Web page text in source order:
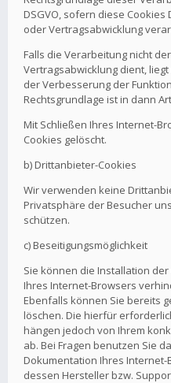
DSGVO, sofern diese
oder Vertragsabwicklung
Falls die Verarbeitung nicht
Vertragsabwicklung dient,
der Verbesserung der
Rechtsgrundlage ist in dann
Mit Schließen Ihres Internet-
Cookies gelöscht.
b) Drittanbieter-Cookies
Wir verwenden keine
Privatsphäre der Besucher
schützen.
c) Beseitigungsmöglichkeit
Sie können die Installation
Ihres Internet-Browsers
Ebenfalls können Sie bereits
löschen. Die hierfür
hängen jedoch von Ihrem
ab. Bei Fragen benutzen Sie
Dokumentation Ihres
dessen Hersteller bzw.